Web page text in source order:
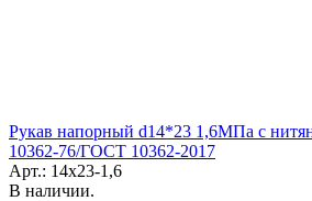
Рукав напорный d14*23 1,6МПа с
10362-76/ГОСТ 10362-2017
Арт.: 14х23-1,6
В наличии.